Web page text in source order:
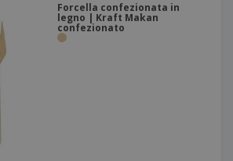
Forcella confezionata in
legno | Kraft Makan
confezionato